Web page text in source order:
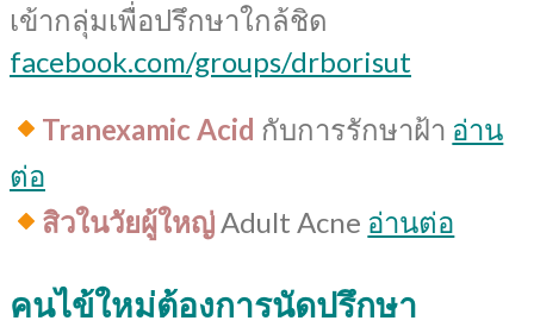
เข้ากลุ่มเพื่อปรึกษาใกล้ชิด
facebook.com/groups/drborisut
Tranexamic Acid กับการรักษาฝ้า อ่าน
ต่อ
สิวในวัยผู้ใหญ่Adult Acne อ่านต่อ
คนไข้ใหม่ต้องการนัดปรึกษา